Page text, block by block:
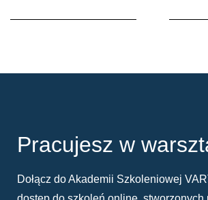
Pracujesz w
Dołącz do Akademii Szkoleniowej